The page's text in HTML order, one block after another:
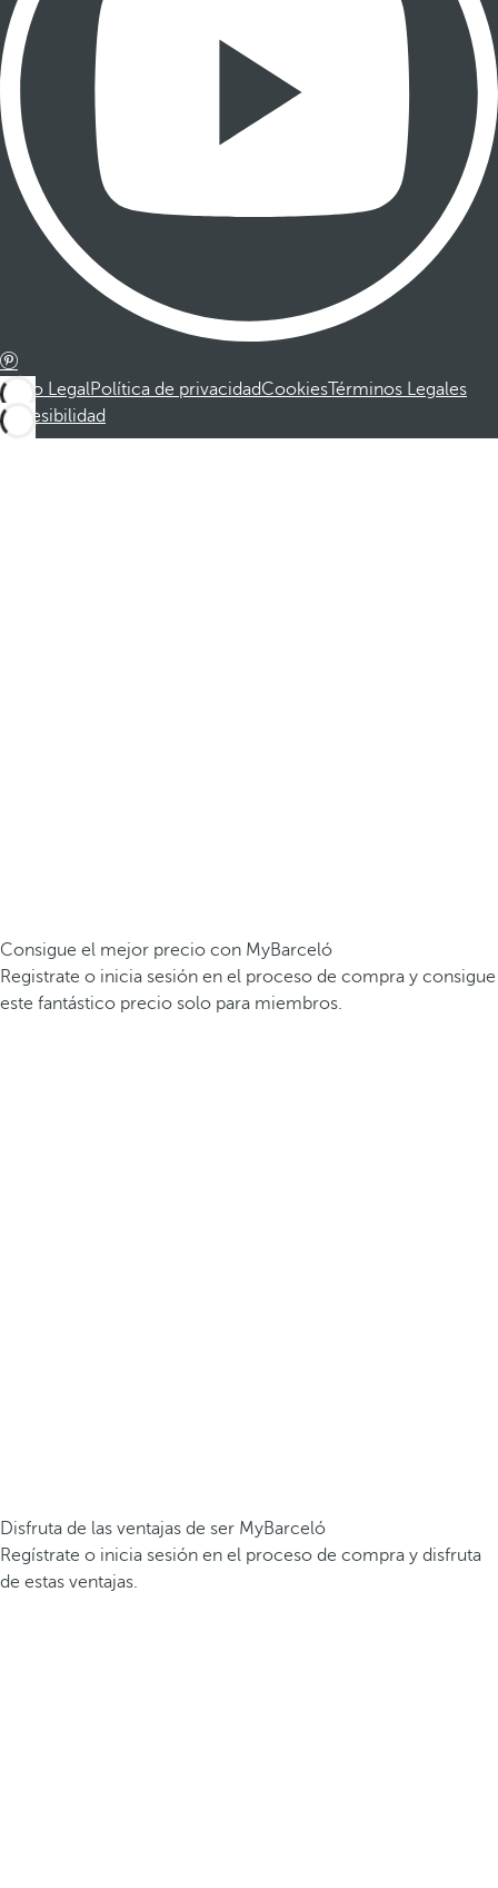
Aviso LegalPolítica de privacidadCookiesTérminos Legales
Accesibilidad
Consigue el mejor precio con MyBarceló
Registrate o inicia sesión en el proceso de compra y consigue
este fantástico precio solo para miembros.
Disfruta de las ventajas de ser MyBarceló
Regístrate o inicia sesión en el proceso de compra y disfruta
de estas ventajas.